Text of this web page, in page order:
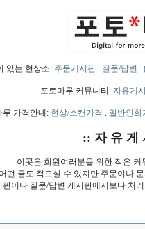
있는 현상소: 주문게시판. 질문/답변 .
포토마루 커뮤니티: 자유게
루 가격안내: 현상/스캔가격 . 일반인화
:: 자 유 게
이곳은 회원여러분을 위한 작은
떤 글도 적으실 수 있지만 주문이나
판이나 질문/답변 게시판에서보다 처